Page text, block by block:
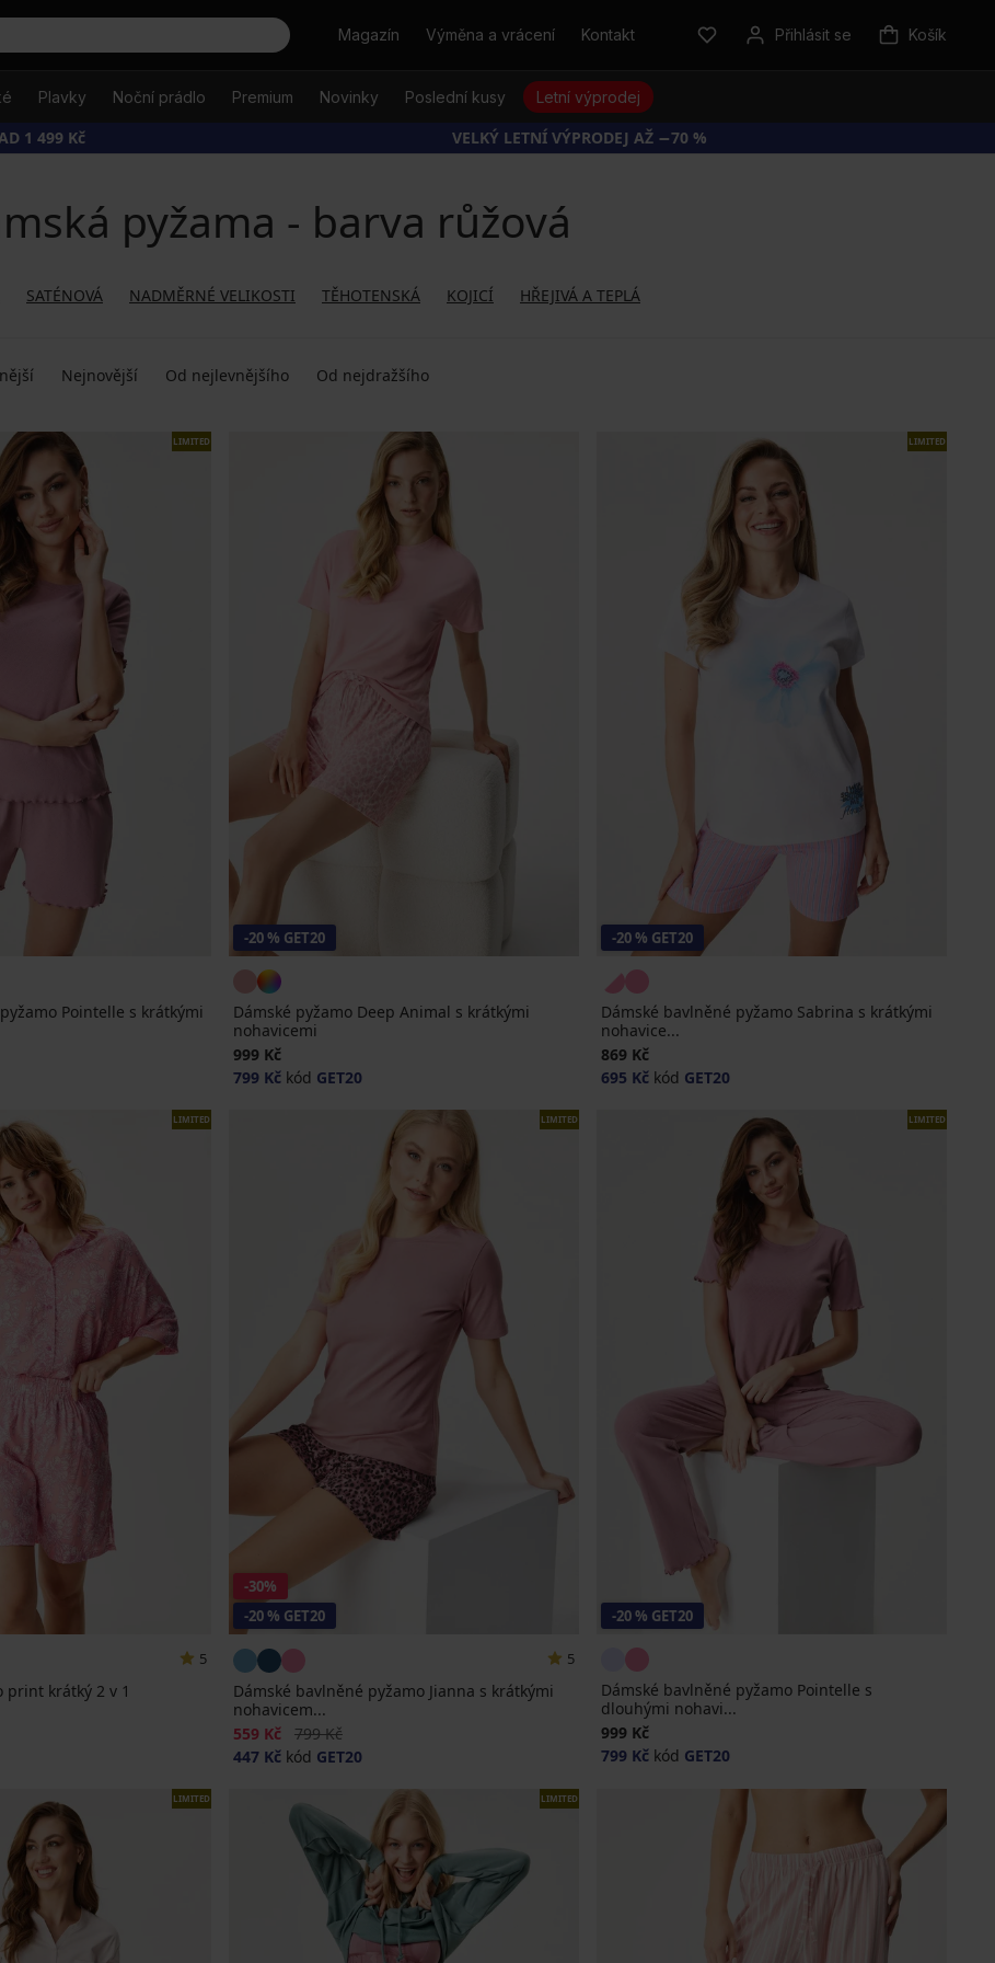
HledatMagazín Výměna a vrácení Kontakt Přihlásit se Košík
Plavky Noční prádlo Premium Novinky Poslední kusy Letní výprodej
1 499 Kč VELKÝ LETNÍ VÝPRODEJ AŽ −70 %
pyžama - barva růžová
SATÉNOVÁ NADMĚRNÉ VELIKOSTI TĚHOTENSKÁ KOJICÍ HŘEJIVÁ A TEPLÁ
Nejnovější Od nejlevnějšího Od nejdražšího
LIMITED
Pointelle s krátkými
-20 % GET20
Dámské pyžamo Deep Animal s krátkými
nohavicemi
999 Kč
799 Kčkód GET20
LIMITED
-20 % GET20
Dámské bavlněné pyžamo Sabrina s krátkými
nohavice...
869 Kč
695 Kčkód GET20
LIMITED
5
print krátký 2 v 1
LIMITED
-30%
-20 % GET20
5
Dámské bavlněné pyžamo Jianna s krátkými
nohavicem...
Sleva
559 Kč Původní cena
799 Kč
447 Kčkód GET20
LIMITED
-20 % GET20
Dámské bavlněné pyžamo Pointelle s
dlouhými nohavi...
999 Kč
799 Kčkód GET20
LIMITED LIMITED